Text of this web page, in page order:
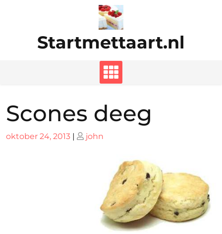
Startmettaart.nl
Scones deeg
Geplaatst
oktober 24, 2013 | Geplaatst
john